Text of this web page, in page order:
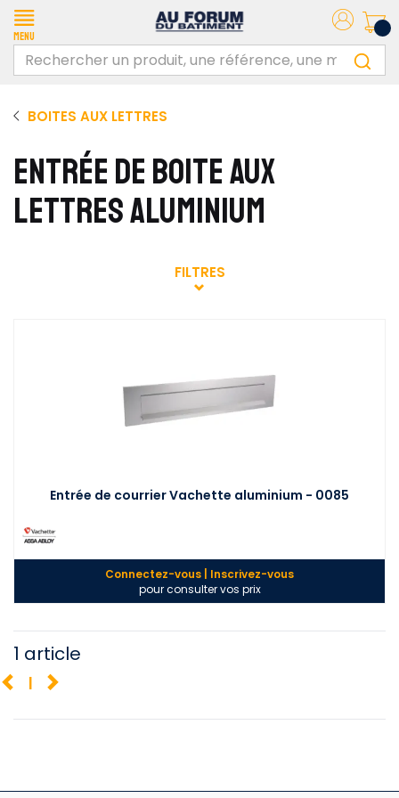
Menu
BOITES AUX LETTRES
ENTRÉE DE BOITE AUX
LETTRES ALUMINIUM
FILTRES
Entrée de courrier Vachette aluminium - 0085
Connectez-vous | Inscrivez-vous
pour consulter vos prix
1 article
1